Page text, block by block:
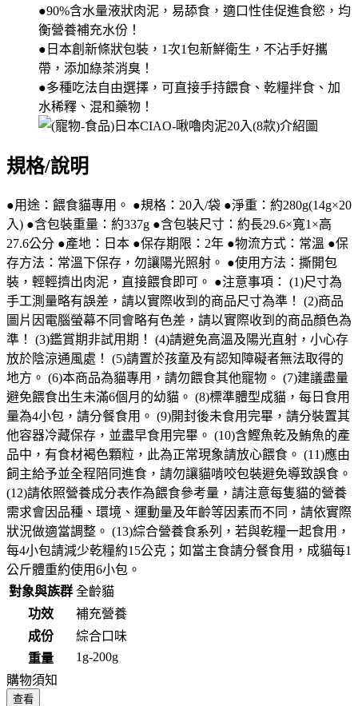
●90%含水量液狀肉泥，易舔食，適口性佳促進食慾，均
衡營養補充水份！
●日本創新條狀包裝，1次1包新鮮衛生，不沾手好攜
帶，添加綠茶消臭！
●多種吃法自由選擇，可直接手持餵食、乾糧拌食、加
水稀釋、混和藥物！
規格/說明
●用途：餵食貓專用。 ●規格：20入/袋 ●淨重：約280g(14g×20
入) ●含包裝重量：約337g ●含包裝尺寸：約長29.6×寬1×高
27.6公分 ●產地：日本 ●保存期限：2年 ●物流方式：常溫 ●保
存方法：常溫下保存，勿讓陽光照射。 ●使用方法：撕開包
裝，輕輕擠出肉泥，直接餵食即可。 ●注意事項： (1)尺寸為
手工測量略有誤差，請以實際收到的商品尺寸為準！ (2)商品
圖片因電腦螢幕不同會略有色差，請以實際收到的商品顏色為
準！ (3)鑑賞期非試用期！ (4)請避免高溫及陽光直射，小心存
放於陰涼通風處！ (5)請置於孩童及有認知障礙者無法取得的
地方。 (6)本商品為貓專用，請勿餵食其他寵物。 (7)建議盡量
避免餵食出生未滿6個月的幼貓。 (8)標準體型成貓，每日食用
量為4小包，請分餐食用。 (9)開封後未食用完畢，請分裝置其
他容器冷藏保存，並盡早食用完畢。 (10)含鰹魚乾及鮪魚的產
品中，有食材褐色顆粒，此為正常現象請放心餵食。 (11)應由
飼主給予並全程陪同進食，請勿讓貓啃咬包裝避免導致誤食。
(12)請依照營養成分表作為餵食參考量，請注意每隻貓的營養
需求會因品種、環境、運動量及年齡等因素而不同，請依實際
狀況做適當調整。 (13)綜合營養食系列，若與乾糧一起食用，
每4小包請減少乾糧約15公克；如當主食請分餐食用，成貓每1
公斤體重約使用6小包。
對象與族群 全齡貓
功效
補充營養
成份
綜合口味
重量
1g-200g
購物須知
查看